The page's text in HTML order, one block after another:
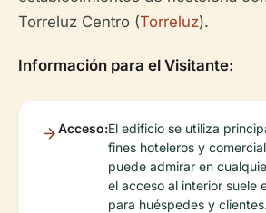
Torreluz Centro (Torreluz).
Información para el Visitante:
Acceso:El edificio se utiliza
fines hoteleros y
puede admirar en
el acceso al interior suele
para huéspedes y clientes.